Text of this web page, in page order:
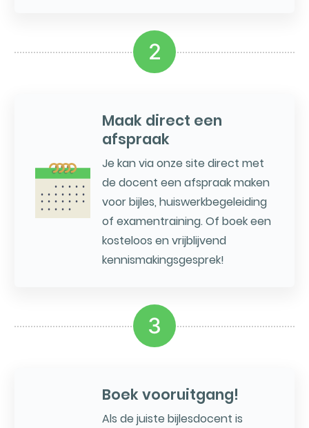
2
Maak direct een
afspraak
Je kan via onze site direct met
de docent een afspraak maken
voor bijles, huiswerkbegeleiding
of examentraining. Of boek een
kosteloos en vrijblijvend
kennismakingsgesprek!
3
Boek vooruitgang!
Als de juiste bijlesdocent is